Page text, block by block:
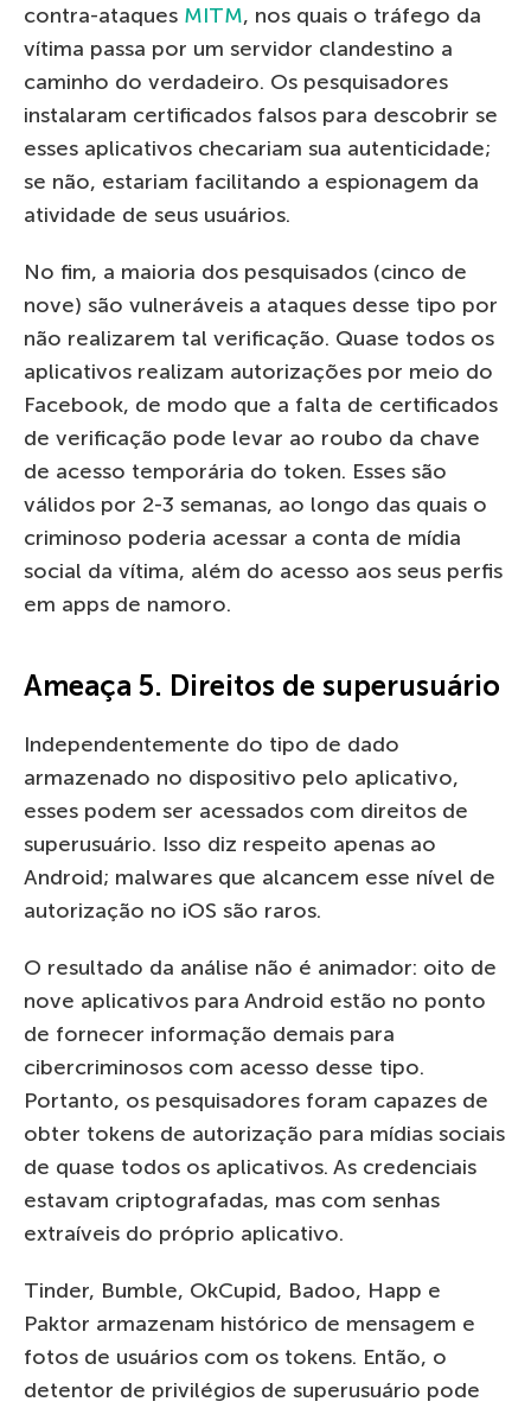
contra-ataques MITM, nos quais o tráfego da
vítima passa por um servidor clandestino a
caminho do verdadeiro. Os pesquisadores
instalaram certificados falsos para descobrir se
esses aplicativos checariam sua autenticidade;
se não, estariam facilitando a espionagem da
atividade de seus usuários.
No fim, a maioria dos pesquisados (cinco de
nove) são vulneráveis a ataques desse tipo por
não realizarem tal verificação. Quase todos os
aplicativos realizam autorizações por meio do
Facebook, de modo que a falta de certificados
de verificação pode levar ao roubo da chave
de acesso temporária do token. Esses são
válidos por 2-3 semanas, ao longo das quais o
criminoso poderia acessar a conta de mídia
social da vítima, além do acesso aos seus perfis
em apps de namoro.
Ameaça 5. Direitos de superusuário
Independentemente do tipo de dado
armazenado no dispositivo pelo aplicativo,
esses podem ser acessados com direitos de
superusuário. Isso diz respeito apenas ao
Android; malwares que alcancem esse nível de
autorização no iOS são raros.
O resultado da análise não é animador: oito de
nove aplicativos para Android estão no ponto
de fornecer informação demais para
cibercriminosos com acesso desse tipo.
Portanto, os pesquisadores foram capazes de
obter tokens de autorização para mídias sociais
de quase todos os aplicativos. As credenciais
estavam criptografadas, mas com senhas
extraíveis do próprio aplicativo.
Tinder, Bumble, OkCupid, Badoo, Happ e
Paktor armazenam histórico de mensagem e
fotos de usuários com os tokens. Então, o
detentor de privilégios de superusuário pode